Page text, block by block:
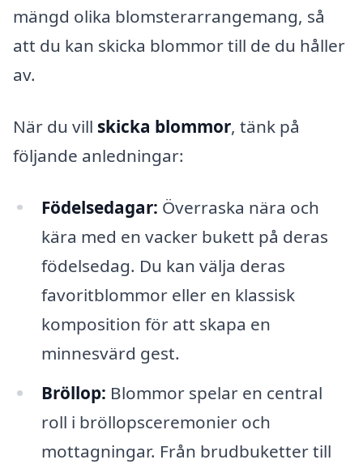
mängd olika blomsterarrangemang, så
att du kan skicka blommor till de du håller
av.
När du vill skicka blommor, tänk på
följande anledningar:
Födelsedagar: Överraska nära och
kära med en vacker bukett på deras
födelsedag. Du kan välja deras
favoritblommor eller en klassisk
komposition för att skapa en
minnesvärd gest.
Bröllop: Blommor spelar en central
roll i bröllopsceremonier och
mottagningar. Från brudbuketter till